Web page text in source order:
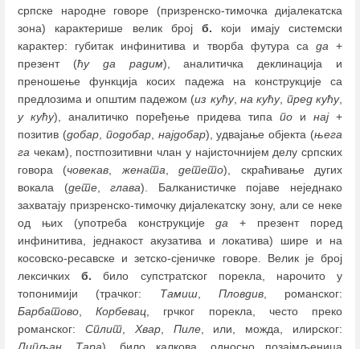
српске народне говоре (призренско-тимочка дијалекатска
зона) карактерише велик бројб. који имају системски
карактер: губитак инфинитива и творба футура са да +
презент (ћу да радим), аналитичка деклинација и
преношење функција косих падежа на конструкције са
предлозима и општим падежом (из кућу,на кућу, пред кућу,
у кућу), аналитичко поређење придева типа по и нај+
позитив (добар, подобар, најдобар), удвајање објекта (њега
га чекам), постпозитивни члан у најисточнијем делу српских
говора (човекав жената ,детето), скраћивање дугих
вокала (дете,глава). Балканистичке појаве неједнако
захватају призренско-тимочку дијалекатску зону, али се неке
од њих (употреба конструкциједа + презент поред
инфинитива, једнакост акузатива и локатива) шире и на
косовско-ресавске и зетско-сјеничке говоре. Велик је број
лексичкихб. било супстратског порекла, нарочито у
топонимији (трачког: Тамиш, Пловдив, романског:
Барбатово ,Корбевац , грчког порекла, често преко
романског: Сплит, Хвар, Пиле, или, можда, илирског:
Липљан
Тара), било калкова, односно позајмљеница